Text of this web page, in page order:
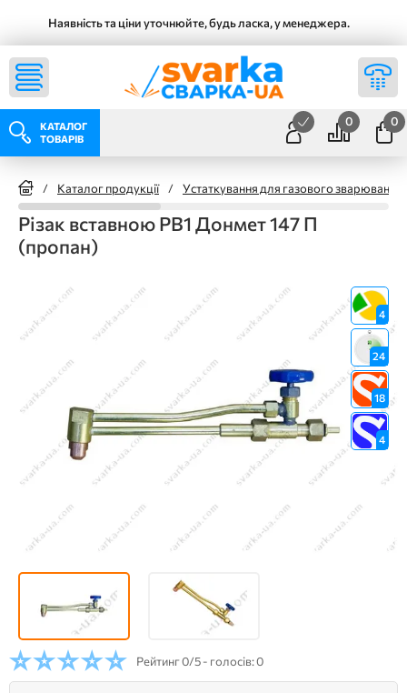
Наявність та ціни уточнюйте, будь ласка, у менеджера.
КАТАЛОГ
ТОВАРІВ
0 0
/ Каталог продукції / Устаткування для газового зварювання
Різак вставною РВ1 Донмет 147 П
(пропан)
4
24
18
4
Рейтинг0/5 - голосів: 0